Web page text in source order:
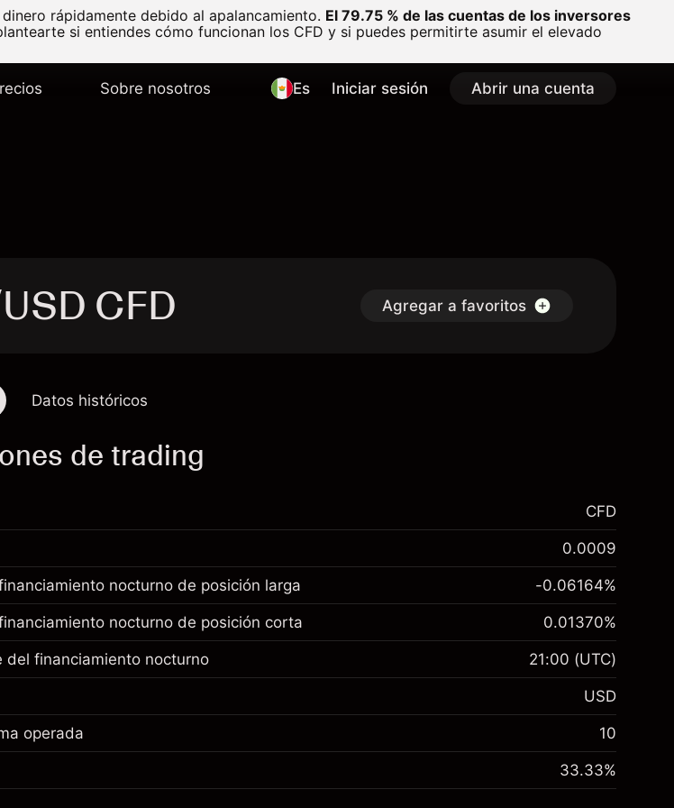
rápidamente debido al apalancamiento. El 79.75 % de las cuentas de los inversores
si entiendes cómo funcionan los CFD y si puedes permitirte asumir el elevado
Sobre nosotros Es Iniciar sesión Abrir una cuenta
CFD Agregar a favoritos
Datos históricos
de trading
financiero está disponible para
con CFD.
información sobre:
CFD
0.0009
nocturno de posición larga
Tu inversión
financiamiento
-0.06164%
nocturno de posición corta 0.01370%
del financiamiento nocturno 21:00 (UTC)
USD
operada 10
33.33%